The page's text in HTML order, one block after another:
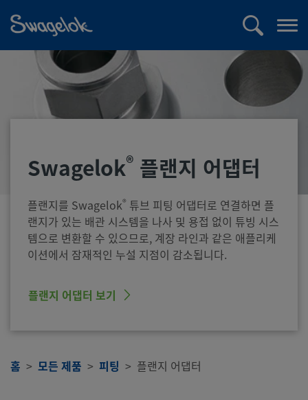
뉴
기
Swagelok® 플랜지 어댑터
플랜지를 Swagelok® 튜브 피팅 어댑터로 연결하면 플
랜지가 있는 배관 시스템을 나사 및 용접 없이 튜빙 시스
템으로 변환할 수 있으므로, 계장 라인과 같은 애플리케
이션에서 잠재적인 누설 지점이 감소됩니다.
플랜지 어댑터 보기
홈 모든 제품 피팅 플랜지 어댑터